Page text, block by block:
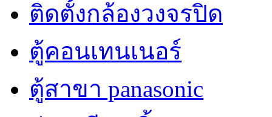
ติดตั้งกล้องวงจรปิด
ตู้คอนเทนเนอร์
ตู้สาขา panasonic